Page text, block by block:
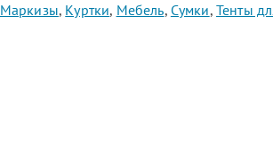
Маркизы, Куртки, Мебель, Сумки, Тенты